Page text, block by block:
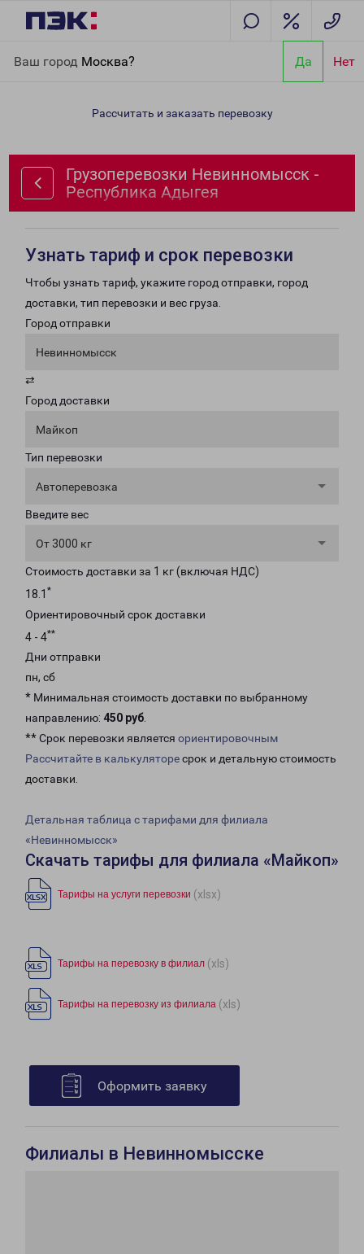
Ваш город Москва? Да Нет
Республика Адыгея
Рассчитать и заказать перевозку
Грузоперевозки Невинномысск -
Республика Адыгея
Узнать тариф и срок перевозки
Чтобы узнать тариф, укажите город отправки, город
доставки, тип перевозки и вес груза.
Город отправки
Невинномысск
⇄
Город доставки
Майкоп
Тип перевозки
Автоперевозка
Введите вес
От 3000 кг
Стоимость доставки за 1 кг (включая НДС)
18.1 *
Ориентировочный срок доставки
4 - 4**
Дни отправки
пн, сб
* Минимальная стоимость доставки по выбранному
направлению: 450 руб.
** Срок перевозки является ориентировочным
Рассчитайте в калькуляторесрок и детальную стоимость
доставки.
Детальная таблица с тарифами для филиала
«Невинномысск»
Скачать тарифы для филиала «Майкоп»
Тарифы на услуги перевозки (xlsx)
Тарифы на перевозку в филиал (xls)
Тарифы на перевозку из филиала (xls)
Оформить заявку
Филиалы в Невинномысске